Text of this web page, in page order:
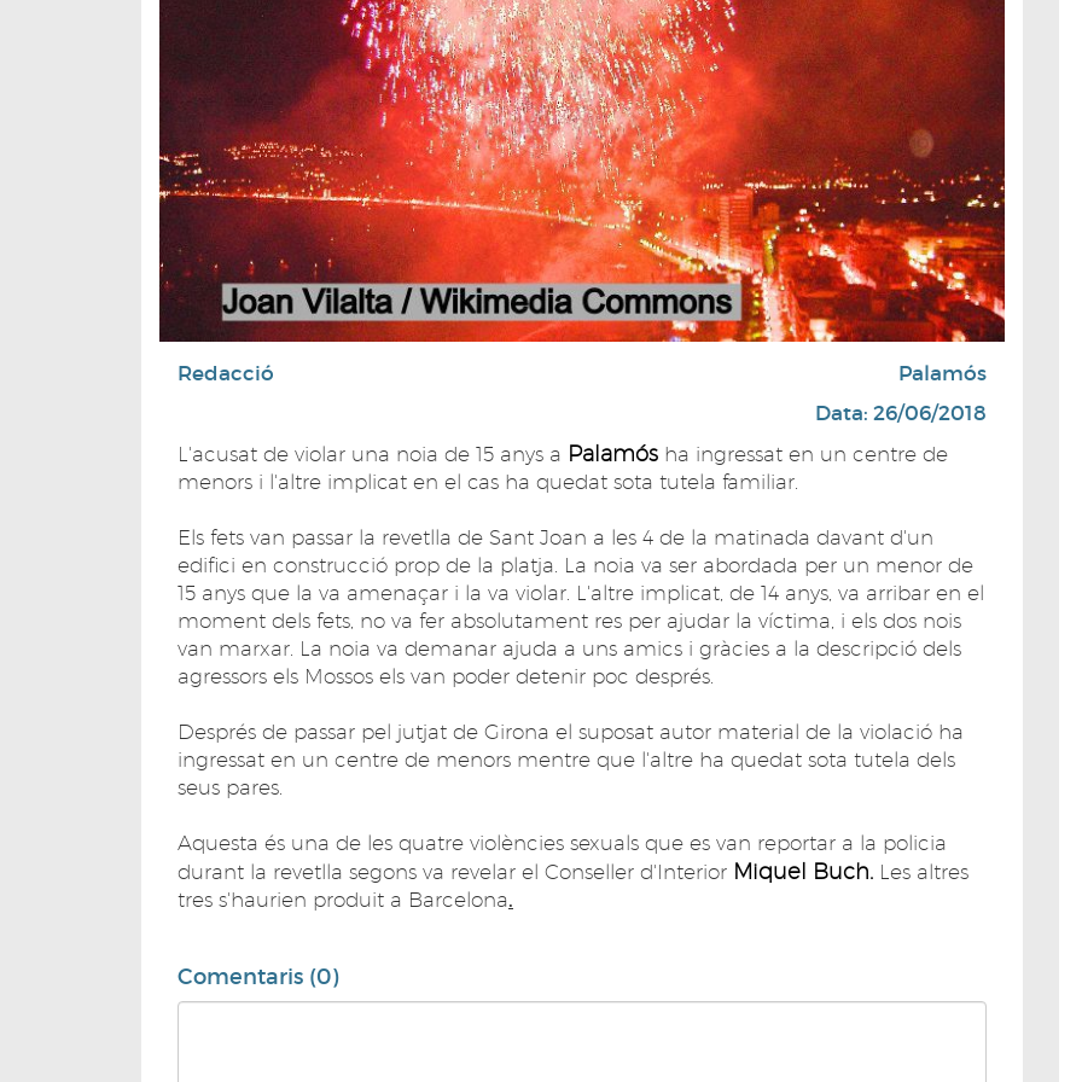
Redacció
Palamós
Data: 26/06/2018
L'acusat de violar una noia de 15 anys a Palamós ha ingressat en un centre de
menors i l'altre implicat en el cas ha quedat sota tutela familiar.
Els fets van passar la revetlla de Sant Joan a les 4 de la matinada davant d'un
edifici en construcció prop de la platja. La noia va ser abordada per un menor de
15 anys que la va amenaçar i la va violar. L'altre implicat, de 14 anys, va arribar en el
moment dels fets, no va fer absolutament res per ajudar la víctima, i els dos nois
van marxar. La noia va demanar ajuda a uns amics i gràcies a la descripció dels
agressors els Mossos els van poder detenir poc després.
Després de passar pel jutjat de Girona el suposat autor material de la violació ha
ingressat en un centre de menors mentre que l'altre ha quedat sota tutela dels
seus pares.
Aquesta és una de les quatre violències sexuals que es van reportar a la policia
durant la revetlla segons va revelar el Conseller d'Interior Miquel Buch. Les altres
tres s'haurien produit a Barcelona.
Comentaris (0)